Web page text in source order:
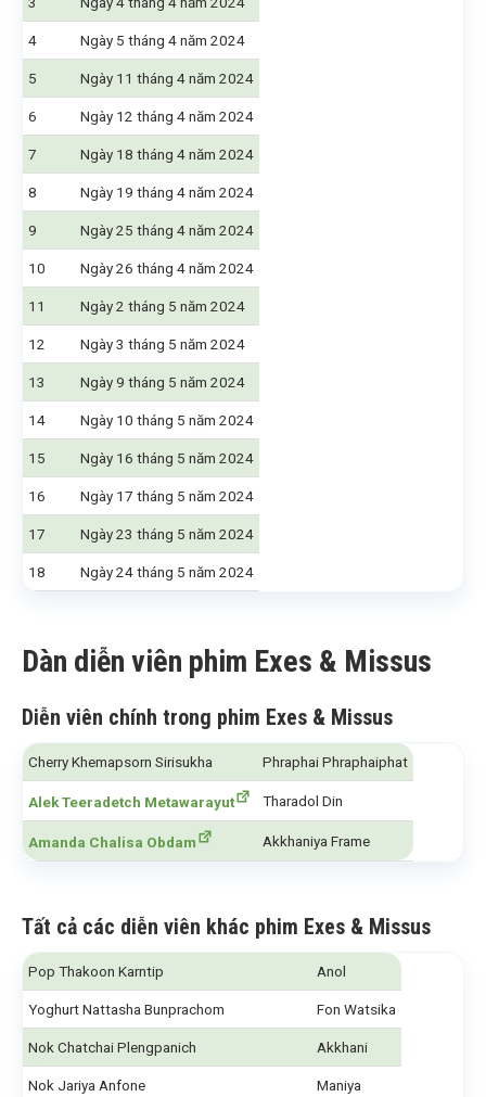
4 Ngày 5 tháng 4 năm 2024
5 Ngày 11 tháng 4 năm 2024
6 Ngày 12 tháng 4 năm 2024
7 Ngày 18 tháng 4 năm 2024
8 Ngày 19 tháng 4 năm 2024
9 Ngày 25 tháng 4 năm 2024
10 Ngày 26 tháng 4 năm 2024
11 Ngày 2 tháng 5 năm 2024
12 Ngày 3 tháng 5 năm 2024
13 Ngày 9 tháng 5 năm 2024
14 Ngày 10 tháng 5 năm 2024
15 Ngày 16 tháng 5 năm 2024
16 Ngày 17 tháng 5 năm 2024
17 Ngày 23 tháng 5 năm 2024
18 Ngày 24 tháng 5 năm 2024
Dàn diễn viên phim Exes & Missus
Diễn viên chính trong phim Exes & Missus
Cherry Khemapsorn Sirisukha Phraphai Phraphaiphat
Alek Teeradetch Metawarayut Tharadol Din
Amanda Chalisa Obdam Akkhaniya Frame
Tất cả các diễn viên khác phim Exes & Missus
Pop Thakoon Karntip Anol
Yoghurt Nattasha Bunprachom Fon Watsika
Nok Chatchai Plengpanich Akkhani
Nok Jariya Anfone Maniya